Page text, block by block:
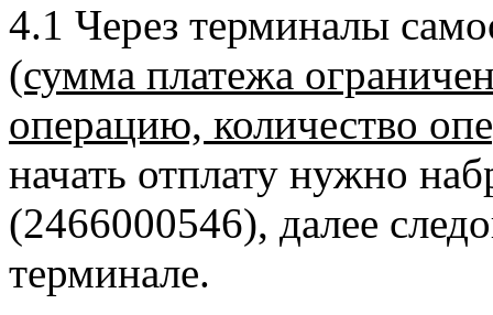
4.1 Через терминалы
(сумма платежа
операцию, количество
начать отплату нужно
(2466000546), далее
терминале.